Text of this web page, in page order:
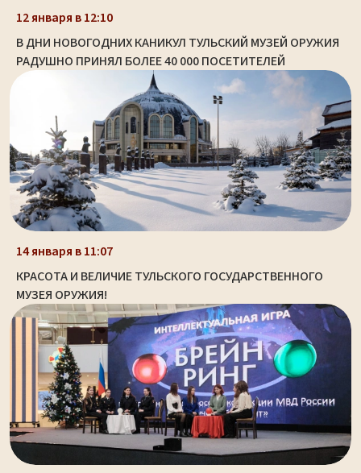
12 января в 12:10
В ДНИ НОВОГОДНИХ КАНИКУЛ ТУЛЬСКИЙ МУЗЕЙ ОРУЖИЯ
РАДУШНО ПРИНЯЛ БОЛЕЕ 40 000 ПОСЕТИТЕЛЕЙ
14 января в 11:07
КРАСОТА И ВЕЛИЧИЕ ТУЛЬСКОГО ГОСУДАРСТВЕННОГО
МУЗЕЯ ОРУЖИЯ!